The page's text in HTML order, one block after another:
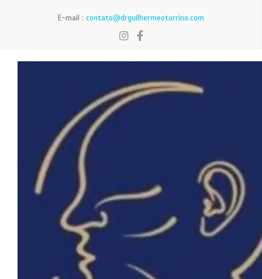
E-mail : contato@drguilhermeotorrino.com